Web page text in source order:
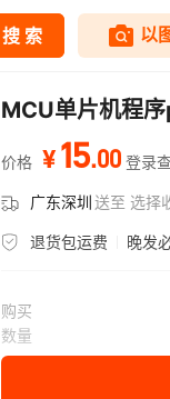
MCU单片机程
价格 ¥15.00 登录
广东深圳送至 选择
退货包运费 晚发
购买
数量